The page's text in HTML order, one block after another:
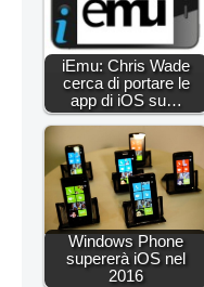
iEmu: Chris Wade
cerca di portare le
app di iOS su…
Windows Phone
supererà iOS nel
2016